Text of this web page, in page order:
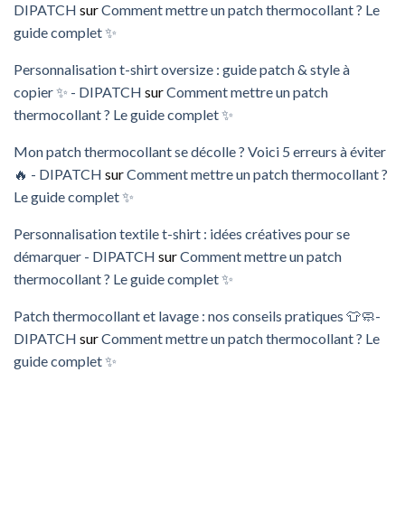
DIPATCH surComment mettre un patch thermocollant ? Le
guide complet ✨
Personnalisation t-shirt oversize : guide patch & style à
copier ✨ - DIPATCH surComment mettre un patch
thermocollant ? Le guide complet ✨
Mon patch thermocollant se décolle ? Voici 5 erreurs à éviter
🔥 - DIPATCH surComment mettre un patch thermocollant ?
Le guide complet ✨
Personnalisation textile t-shirt : idées créatives pour se
démarquer - DIPATCH surComment mettre un patch
thermocollant ? Le guide complet ✨
Patch thermocollant et lavage : nos conseils pratiques 👕🧼-
DIPATCH surComment mettre un patch thermocollant ? Le
guide complet ✨